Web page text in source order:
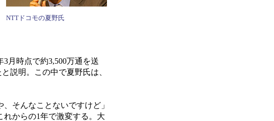
NTTドコモの夏野氏
月時点で約3,500万通を送
説明。この中で夏野氏は、
そんなことないですけど」
からの1年で激変する。大